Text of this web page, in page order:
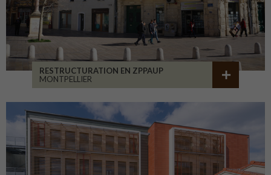
RESTRUCTURATION EN ZPPAUP
MONTPELLIER